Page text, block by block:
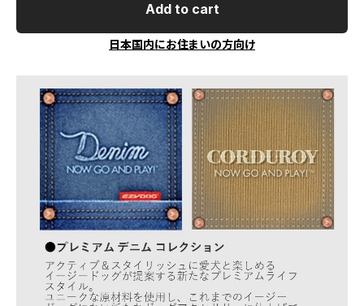
Add to cart
日本国内にお住まいの方向け